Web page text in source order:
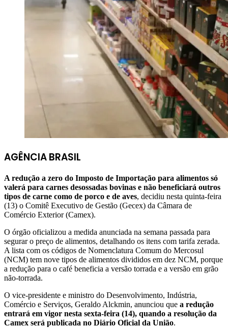
AGÊNCIA BRASIL
A redução a zero do Imposto de Importação para alimentos só
valerá para carnes desossadas bovinas e não beneficiará outros
tipos de carne como de porco e de aves, decidiu nesta quinta-feira
(13) o Comitê Executivo de Gestão (Gecex) da Câmara de
Comércio Exterior (Camex).
O órgão oficializou a medida anunciada na semana passada para
segurar o preço de alimentos, detalhando os itens com tarifa zerada.
A lista com os códigos de Nomenclatura Comum do Mercosul
(NCM) tem nove tipos de alimentos divididos em dez NCM, porque
a redução para o café beneficia a versão torrada e a versão em grão
não-torrada.
O vice-presidente e ministro do Desenvolvimento, Indústria,
Comércio e Serviços, Geraldo Alckmin, anunciou que a redução
entrará em vigor nesta sexta-feira (14), quando a resolução da
Camex será publicada no Diário Oficial da União.